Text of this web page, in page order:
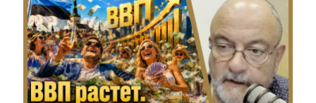
Книга
Личное
Нарва и северо-восток
Обзор прессы
Образование
Парламент и правительство